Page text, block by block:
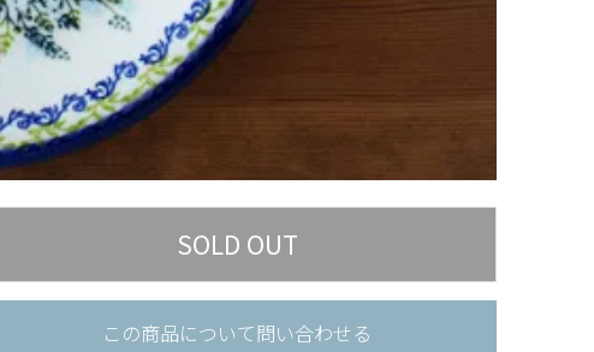
この商品について問い合わせる